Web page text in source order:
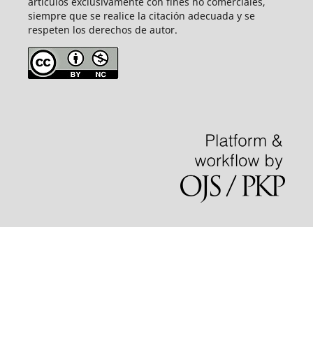
siempre que se realice la citación adecuada y se
respeten los derechos de autor.